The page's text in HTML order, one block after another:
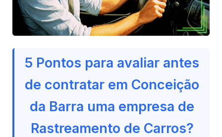
5 Pontos para avaliar antes
de contratar em Conceição
da Barra uma empresa de
Rastreamento de Carros?